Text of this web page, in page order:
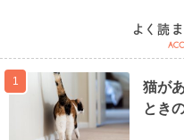
1
猫が
とき